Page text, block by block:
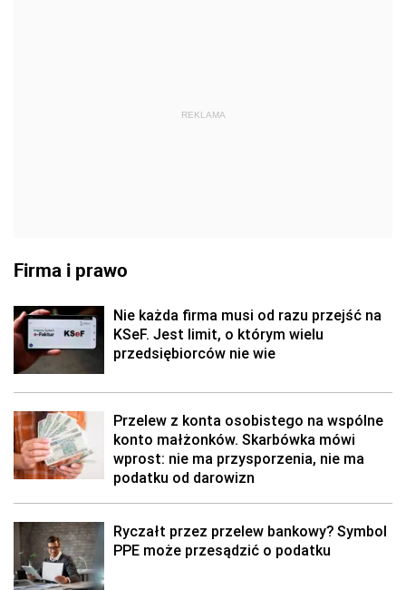
REKLAMA
Firma i prawo
Nie każda firma musi od razu przejść na
KSeF. Jest limit, o którym wielu
przedsiębiorców nie wie
Przelew z konta osobistego na wspólne
konto małżonków. Skarbówka mówi
wprost: nie ma przysporzenia, nie ma
podatku od darowizn
Ryczałt przez przelew bankowy? Symbol
PPE może przesądzić o podatku